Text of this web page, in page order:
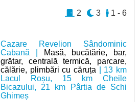
Cazare Revelion Sândominic
Cabană |
Masă, bucătărie, bar,
grătar, centrală termică, parcare,
călărie, plimbări cu căruța | 13 km
Lacul Roșu, 15 km Cheile
Bicazului, 21 km Pârtia de Schi
Ghimeș
1 - 6
3
2